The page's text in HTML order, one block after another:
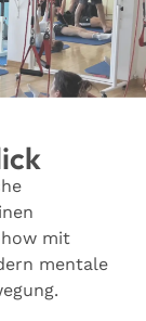
mit
mentale